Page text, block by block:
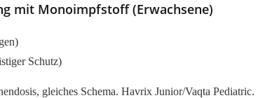
mit Monoimpfstoff (Erwachsene)
Schutz)
gleiches Schema. Havrix Junior/Vaqta Pediatric.